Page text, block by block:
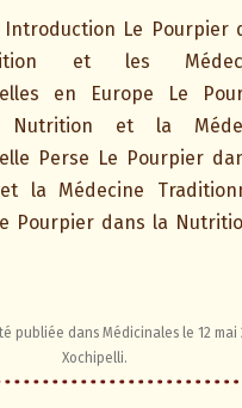
Introduction Le Pourpier
et les
en Europe Le
et la
Perse Le Pourpier
la Médecine
Pourpier dans la
publiée dans Médicinalesle 12 mai
Xochipelli.